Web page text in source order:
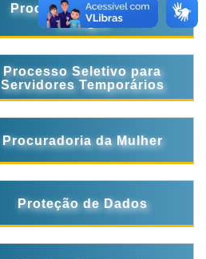
Processo Seletivo de
Estágio
Processo Seletivo para
Servidores Temporários
Procuradoria da Mulher
Proteção de Dados